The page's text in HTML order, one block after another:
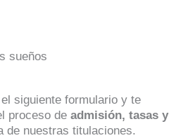
sueños
siguiente formulario y te
proceso de admisión, tasas y
de nuestras titulaciones.